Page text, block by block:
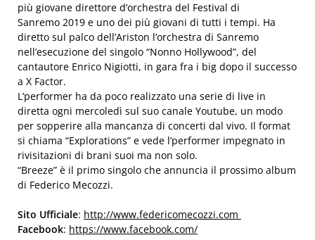
più giovane direttore d’orchestra del Festival di
Sanremo 2019 e uno dei più giovani di tutti i tempi. Ha
diretto sul palco dell’Ariston l’orchestra di Sanremo
nell’esecuzione del singolo “Nonno Hollywood”, del
cantautore Enrico Nigiotti, in gara fra i big dopo il successo
a X Factor.
L’performer ha da poco realizzato una serie di live in
diretta ogni mercoledì sul suo canale Youtube, un modo
per sopperire alla mancanza di concerti dal vivo. Il format
si chiama “Explorations” e vede l’performer impegnato in
rivisitazioni di brani suoi ma non solo.
“Breeze” è il primo singolo che annuncia il prossimo album
di Federico Mecozzi.
Sito Ufficiale: http://www.federicomecozzi.com
Facebook: https://www.facebook.com/